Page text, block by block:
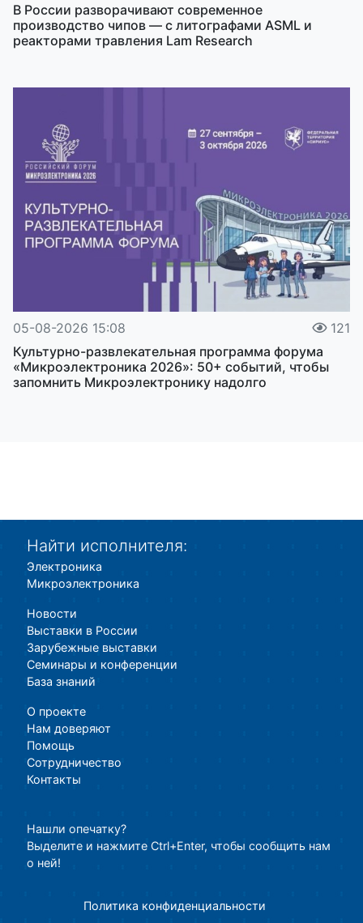
В России разворачивают современное
производство чипов — с литографами ASML и
реакторами травления Lam Research
05-08-2026 15:08
121
Культурно-развлекательная программа форума
«Микроэлектроника 2026»: 50+ событий, чтобы
запомнить Микроэлектронику надолго
Найти исполнителя:
Электроника
Микроэлектроника
Новости
Выставки в России
Зарубежные выставки
Семинары и конференции
База знаний
О проекте
Нам доверяют
Помощь
Сотрудничество
Контакты
Нашли опечатку?
Выделите и нажмите Ctrl+Enter, чтобы сообщить нам
о ней!
Политика конфиденциальности